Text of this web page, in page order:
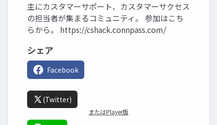
主にカスタマーサポート、カスタマーサクセス
の担当者が集まるコミュニティ。 参加はこち
らから。 https://cshack.connpass.com/
シェア
Facebook
(Twitter)
またはPlayer版